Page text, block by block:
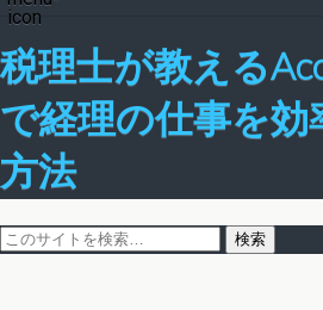
税理士が教える
で経理の仕事を効
方法